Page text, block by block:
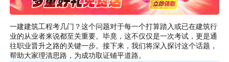
一建建筑工程考几门？这个问题对于每一个打算踏入或已在建筑行
业的从业者来说都至关重要。毕竟，这不仅仅是一次考试，更是通
往职业晋升之路的关键一步。接下来，我们将深入探讨这个话题，
帮助大家理清思路，为成功取证铺平道路。